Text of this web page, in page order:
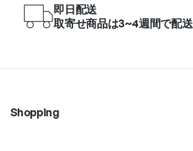
即日配送
取寄せ商品は3~4週間で配送
Shopping